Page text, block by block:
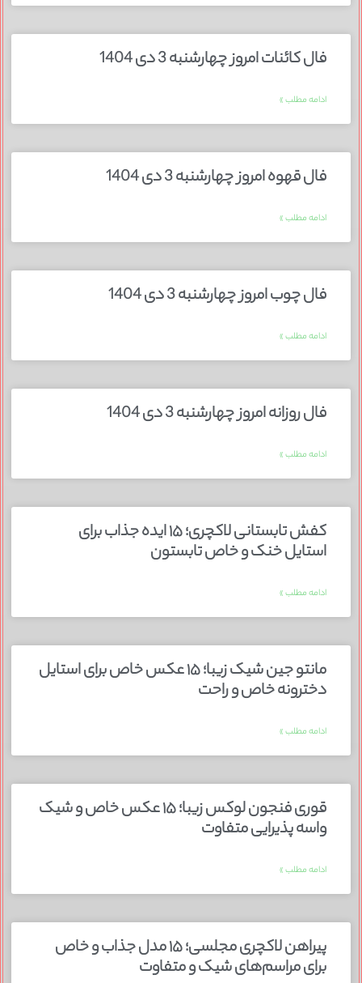
فال کائنات امروز چهارشنبه 3 دی 1404
ادامه مطلب »
فال قهوه امروز چهارشنبه 3 دی 1404
ادامه مطلب »
فال چوب امروز چهارشنبه 3 دی 1404
ادامه مطلب »
فال روزانه امروز چهارشنبه 3 دی 1404
ادامه مطلب »
کفش تابستانی لاکچری؛ ۱۵ ایده‌ جذاب برای
استایل خنک و خاص تابستون
ادامه مطلب »
مانتو جین شیک زیبا؛ ۱۵ عکس خاص برای استایل
دخترونه خاص و راحت
ادامه مطلب »
قوری فنجون لوکس زیبا؛ ۱۵ عکس خاص و شیک
واسه پذیرایی متفاوت
ادامه مطلب »
پیراهن لاکچری مجلسی؛ ۱۵ مدل جذاب و خاص
برای مراسم‌های شیک و متفاوت